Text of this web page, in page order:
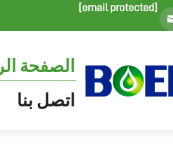
[email protected]
الصفحة
اتصل بنا